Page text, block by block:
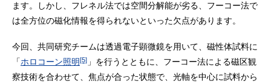
ます。しかし、フレネル法では空間分解能が劣る、フーコー法で
は全方位の磁化情報を得られないといった欠点があります。
今回、共同研究チームは透過電子顕微鏡を用いて、磁性体試料に
「ホロコーン照明[5] 」を行うとともに、フーコー法による磁区観
察技術を合わせて、焦点が合った状態で、光軸を中心に試料から